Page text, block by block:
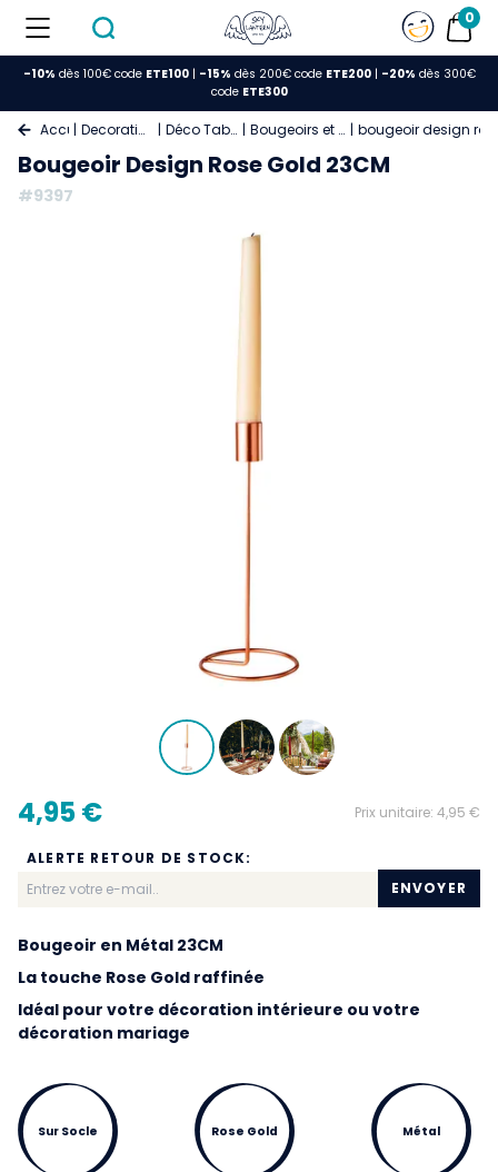
0
-10% dès 100€ code ETE100| -15% dès 200€ code ETE200| -20% dès 300€
code ETE300
Accueil Decoration Mariage Déco Table Mariage Bougeoirs et photophores bougeoir design
Bougeoir Design Rose Gold 23CM
#9397
4,95 € Prix unitaire: 4,95 €
ALERTE RETOUR DE STOCK:
ENVOYER
Bougeoir en Métal 23CM
La touche Rose Gold raffinée
Idéal pour votre décoration intérieure ou votre
décoration mariage
Sur Socle Rose Gold Métal